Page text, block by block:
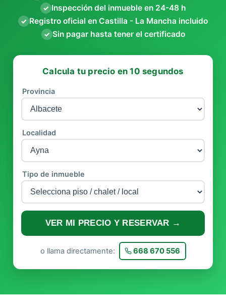
✓ Inspección del inmueble en 24-48 h
✓ Registro oficial en Castilla - La Mancha incluido
✓ Sin pagar hasta tener el certificado
Calcula tu precio en 10 segundos
Provincia
Localidad
Tipo de inmueble
VER MI PRECIO Y RESERVAR →
o llama directamente: 668 670 556